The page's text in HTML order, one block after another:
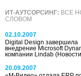
ИТ-АУТСОРСИНГ: ВСЕ
СЛОВОМ
02.10.2007
Digital Design завершила
внедрение Microsoft
компании Lindab
20.09.2007